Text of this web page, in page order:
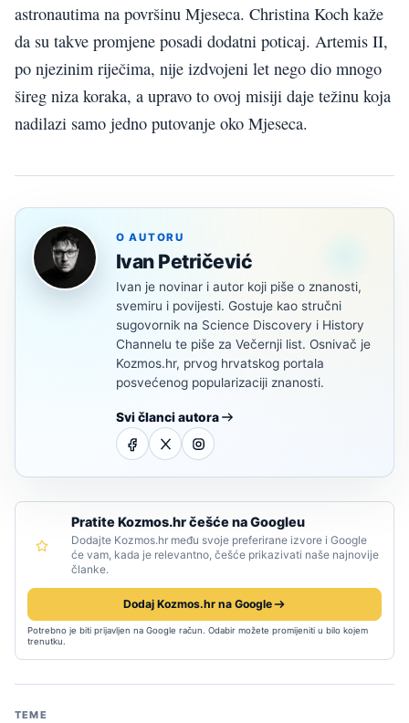
astronautima na površinu Mjeseca. Christina Koch kaže
da su takve promjene posadi dodatni poticaj. Artemis II,
po njezinim riječima, nije izdvojeni let nego dio mnogo
šireg niza koraka, a upravo to ovoj misiji daje težinu koja
nadilazi samo jedno putovanje oko Mjeseca.
O AUTORU
Ivan Petričević
Ivan je novinar i autor koji piše o znanosti,
svemiru i povijesti. Gostuje kao stručni
sugovornik na Science Discovery i History
Channelu te piše za Večernji list. Osnivač je
Kozmos.hr, prvog hrvatskog portala
posvećenog popularizaciji znanosti.
Svi članci autora
Pratite Kozmos.hr češće na Googleu
Dodajte Kozmos.hr među svoje preferirane izvore i Google
će vam, kada je relevantno, češće prikazivati naše najnovije
članke.
Dodaj Kozmos.hr na Google
Potrebno je biti prijavljen na Google račun. Odabir možete promijeniti u bilo kojem
trenutku.
TEME